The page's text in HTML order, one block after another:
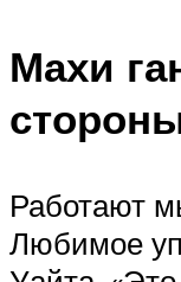
Махи
Работают
Любимое